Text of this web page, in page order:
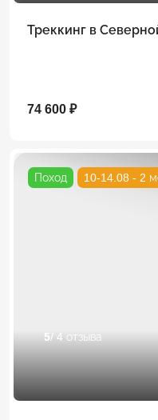
Треккинг в
74 600 ₽
Поход 10-14.08 - 2
5/ 4 отзыва